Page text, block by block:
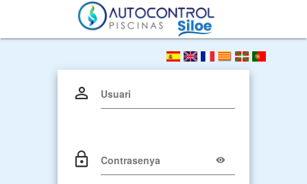
Usuari
Contrasenya